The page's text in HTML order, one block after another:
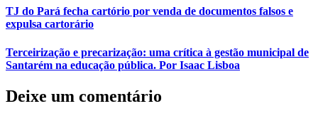
TJ do Pará fecha cartório por venda de documentos falsos e
expulsa cartorário
Terceirização e precarização: uma crítica à gestão municipal de
Santarém na educação pública. Por Isaac Lisboa
Deixe um comentário